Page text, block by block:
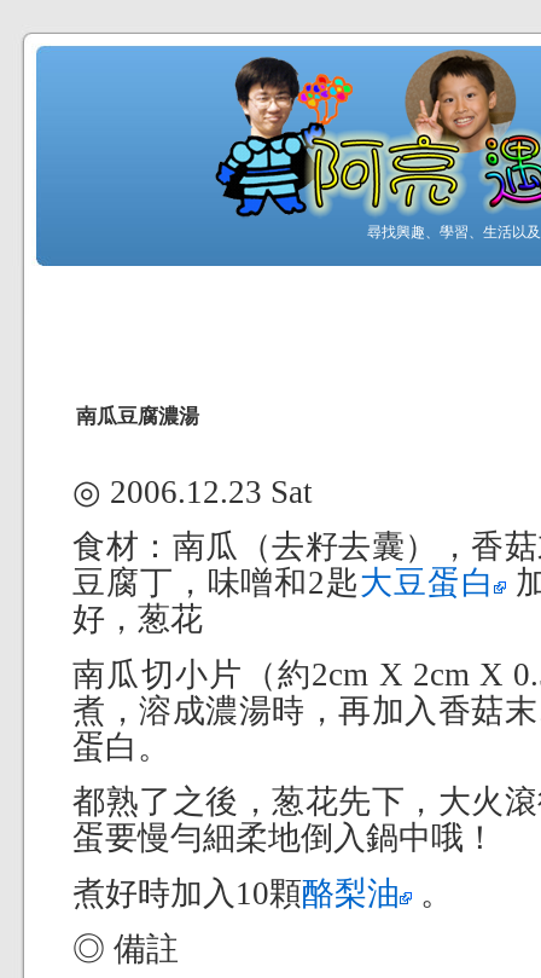
尋找興趣、學習、生活以
南瓜豆腐濃湯
◎ 2006.12.23 Sat
食材：南瓜（去籽去囊），香
豆腐丁，味噌和2匙大豆蛋白
好，葱花
南瓜切小片（約2cm X 2cm X
煮，溶成濃湯時，再加入香菇
蛋白。
都熟了之後，葱花先下，大火
蛋要慢勻細柔地倒入鍋中哦！
煮好時加入10顆酪梨油
。
◎ 備註